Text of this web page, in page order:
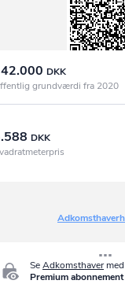
DKK
grundværdi fra 2020
DKK
SeAdkomsthaver
Premium abonnement